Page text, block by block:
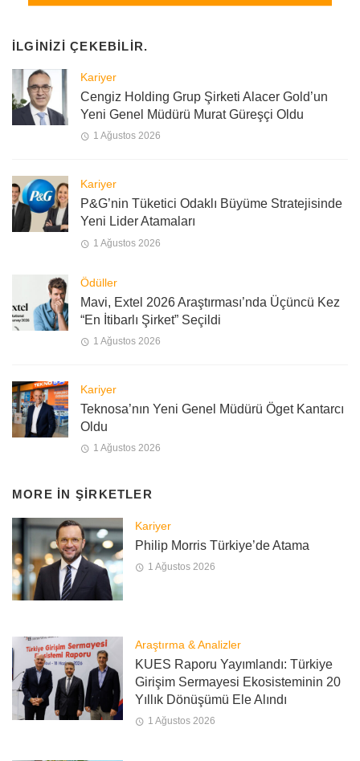
İLGINIZI ÇEKEBILIR.
Kariyer
Cengiz Holding Grup Şirketi Alacer Gold’un
Yeni Genel Müdürü Murat Güreşçi Oldu
1 Ağustos 2026
Kariyer
P&G’nin Tüketici Odaklı Büyüme Stratejisinde
Yeni Lider Atamaları
1 Ağustos 2026
Ödüller
Mavi, Extel 2026 Araştırması’nda Üçüncü Kez
“En İtibarlı Şirket” Seçildi
1 Ağustos 2026
Kariyer
Teknosa’nın Yeni Genel Müdürü Öget Kantarcı
Oldu
1 Ağustos 2026
MORE IN ŞIRKETLER
Kariyer
Philip Morris Türkiye’de Atama
1 Ağustos 2026
Araştırma & Analizler
KUES Raporu Yayımlandı: Türkiye
Girişim Sermayesi Ekosisteminin 20
Yıllık Dönüşümü Ele Alındı
1 Ağustos 2026